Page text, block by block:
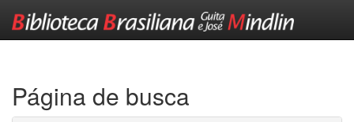
Página de busca